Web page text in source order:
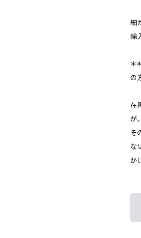
細
輸
＊
の
在
が
そ
な
か